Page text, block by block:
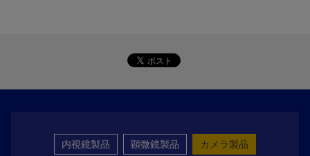
内視鏡製品 顕微鏡製品 カメラ製品